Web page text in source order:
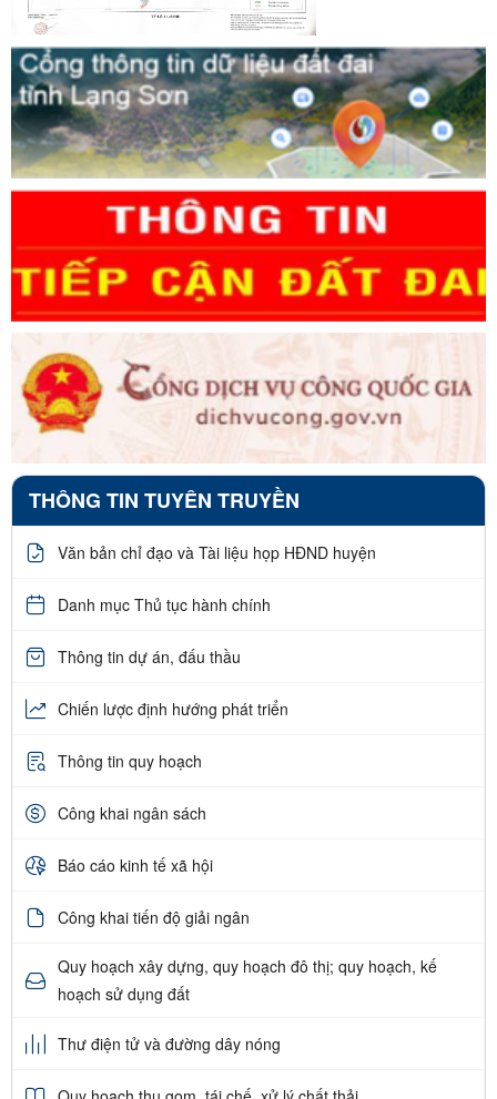
THÔNG TIN TUYÊN TRUYỀN
Văn bản chỉ đạo và Tài liệu họp HĐND huyện
Danh mục Thủ tục hành chính
Thông tin dự án, đấu thầu
Chiến lược định hướng phát triển
Thông tin quy hoạch
Công khai ngân sách
Báo cáo kinh tế xã hội
Công khai tiến độ giải ngân
Quy hoạch xây dựng, quy hoạch đô thị; quy hoạch, kế
hoạch sử dụng đất
Thư điện tử và đường dây nóng